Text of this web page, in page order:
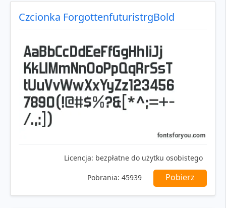
Czcionka ForgottenfuturistrgBold
Licencja: bezpłatne do użytku osobistego
Pobrania: 45939 Pobierz